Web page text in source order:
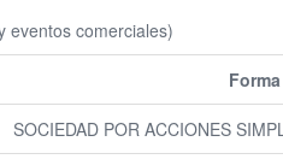
eventos comerciales)
SOCIEDAD POR ACCIONES